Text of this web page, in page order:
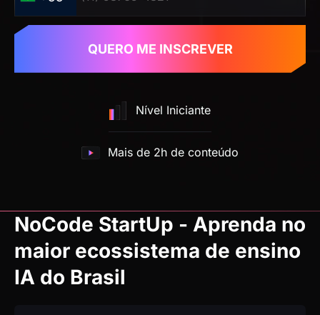
Nível Iniciante
Mais de 2h de conteúdo
QUERO ME INSCREVER
NoCode StartUp - Aprenda no
maior ecossistema de ensino
IA do Brasil